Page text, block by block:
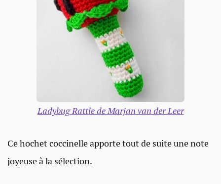
Ladybug Rattle de Marjan van der Leer
Ce hochet coccinelle apporte tout de suite une note
joyeuse à la sélection.